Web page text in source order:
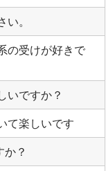
。
の受けが好きで
いですか？
て楽しいです
？